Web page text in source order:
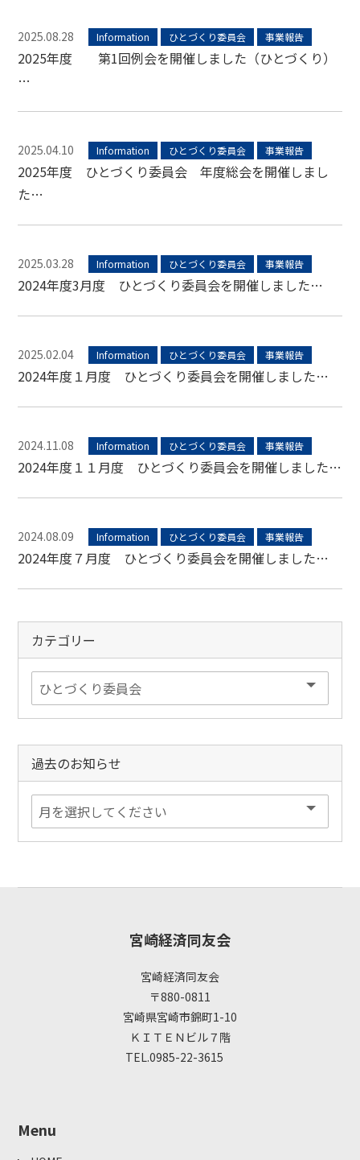
2025.08.28 Information ひとづくり委員会 事業報告
2025年度 第1回例会を開催しました（ひとづくり）
…
2025.04.10 Information ひとづくり委員会 事業報告
2025年度 ひとづくり委員会 年度総会を開催しまし
た…
2025.03.28 Information ひとづくり委員会 事業報告
2024年度3月度 ひとづくり委員会を開催しました…
2025.02.04 Information ひとづくり委員会 事業報告
2024年度１月度 ひとづくり委員会を開催しました…
2024.11.08 Information ひとづくり委員会 事業報告
2024年度１１月度 ひとづくり委員会を開催しました…
2024.08.09 Information ひとづくり委員会 事業報告
2024年度７月度 ひとづくり委員会を開催しました…
カテゴリー
過去のお知らせ
宮崎経済同友会
宮崎経済同友会
〒880-0811
宮崎県宮崎市錦町1-10
ＫＩＴＥＮビル７階
TEL.0985-22-3615
Menu